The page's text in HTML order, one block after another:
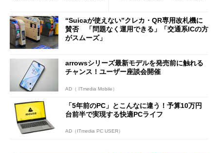
開催
“Suicaが使えない”クレカ・QR専用改札機に
賛否 「問題なく運用できる」「交通系ICの方
がスムーズ」
arrowsシリーズ最新モデルを発売前に触れる
チャンス！ユーザー座談会開催
AD（ ITmedia Mobile）
「5年前のPC」とこんなに違う！予算10万円
台前半で実現する快適PCライフ
AD（ITmedia PC USER）